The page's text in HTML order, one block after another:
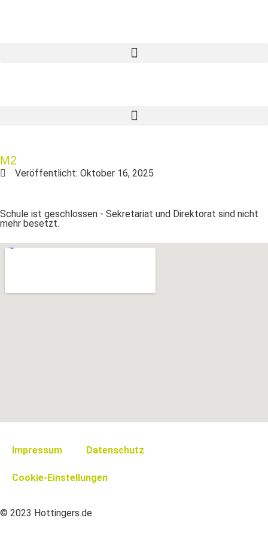
M2
Veröffentlicht: Oktober 16, 2025
Schule ist geschlossen - Sekretariat und Direktorat sind nicht
mehr besetzt.
Impressum Datenschutz
Cookie-Einstellungen
© 2023 Hottingers.de